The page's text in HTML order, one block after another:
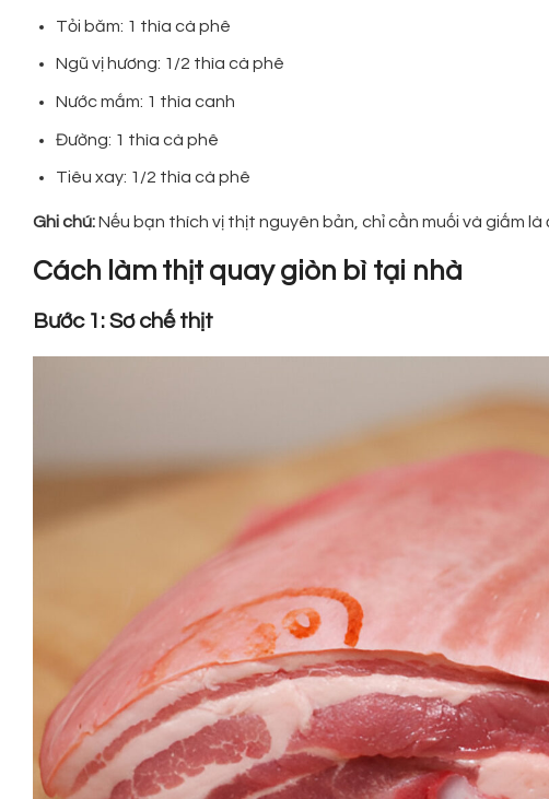
Tỏi băm: 1 thìa cà phê
Ngũ vị hương: 1/2 thìa cà phê
Nước mắm: 1 thìa canh
Đường: 1 thìa cà phê
Tiêu xay: 1/2 thìa cà phê
Ghi chú:Nếu bạn thích vị thịt nguyên bản, chỉ cần muối và giấm
Cách làm thịt quay giòn bì tại nhà
Bước 1: Sơ chế thịt